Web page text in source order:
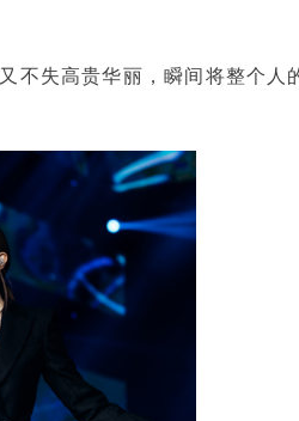
不失高贵华丽，瞬间将整个人